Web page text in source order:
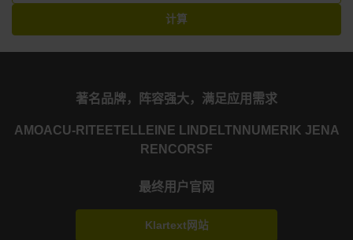
计算
著名品牌，阵容强大，满足应用需求
AMOACU-RITE ETEL LEINE LINDE LTN NUMERIK JENA
RENCORSF
最终用户官网
Klartext网站